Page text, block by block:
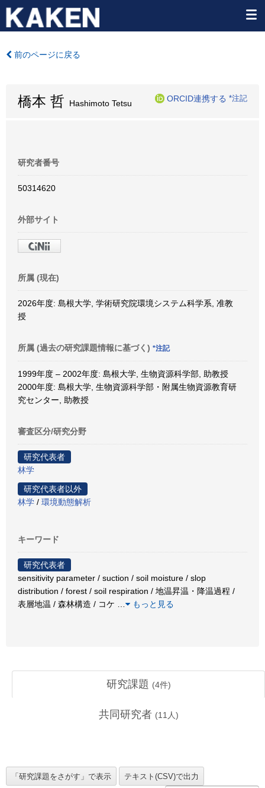
前のページに戻る
橋本 哲 Hashimoto Tetsu
ORCID連携する *注記
研究者番号
50314620
外部サイト
所属 (現在)
2026年度: 島根大学, 学術研究院環境システム科学系, 准教
授
所属 (過去の研究課題情報に基づく) *注記
1999年度 – 2002年度: 島根大学, 生物資源科学部, 助教授
2000年度: 島根大学, 生物資源科学部・附属生物資源教育研
究センター, 助教授
審査区分/研究分野
研究代表者
林学
研究代表者以外
林学 / 環境動態解析
キーワード
研究代表者
sensitivity parameter / suction / soil moisture / slop
distribution / forest / soil respiration / 地温昇温・降温過程 /
表層地温 / 森林構造 / コケ
もっと見る
研究課題 (4件)
共同研究者 (11 人)